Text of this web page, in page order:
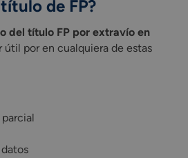
de FP?
del título FP por extravío en
útil por en cualquiera de estas